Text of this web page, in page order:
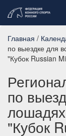
Главная /
по выездке для
"Кубок Russian
по
"Кубок